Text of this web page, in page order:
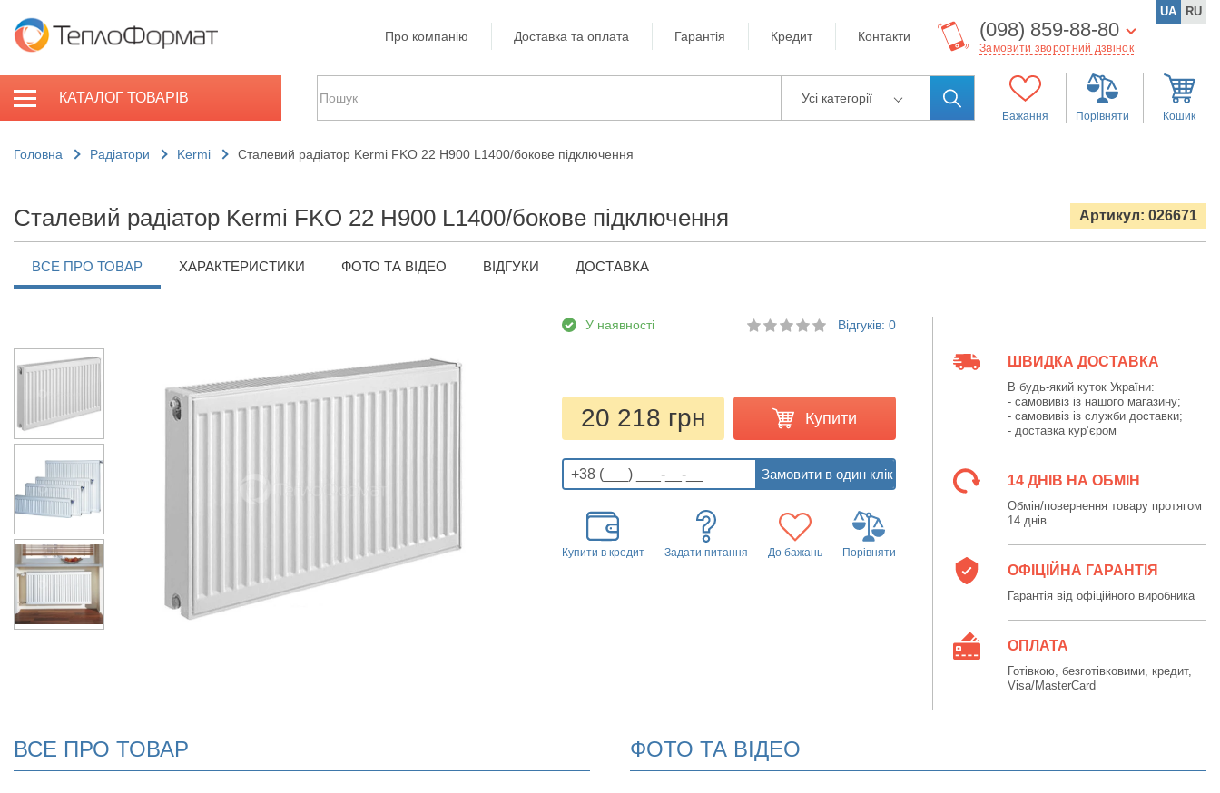
Про компанію Доставка та оплата Гарантія Кредит Контакти (098) 859-88-80
Замовити зворотний дзвінок
UA RU
КАТАЛОГ ТОВАРІВ Усі категорії
Бажання Порівняти Кошик
Головна Радіатори Kermi Сталевий радіатор Kermi FKO 22 H900 L1400/бокове підключення
Сталевий радіатор Kermi FKO 22 H900 L1400/бокове підключення Артикул: 026671
ВСЕ ПРО ТОВАР ХАРАКТЕРИСТИКИ ФОТО ТА ВІДЕО ВІДГУКИ ДОСТАВКА
У наявності Відгуків: 0
20 218 грн Купити
Купити в кредит Задати питання До бажань Порівняти
ШВИДКА ДОСТАВКА
В будь-який куток України:
- самовивіз із нашого магазину;
- самовивіз із служби доставки;
- доставка кур’єром
14 ДНІВ НА ОБМІН
Обмін/повернення товару протягом
14 днів
ОФІЦІЙНА ГАРАНТІЯ
Гарантія від офіційного виробника
ОПЛАТА
Готівкою, безготівковими, кредит,
Visa/MasterCard
ВСЕ ПРО ТОВАР ФОТО ТА ВІДЕО